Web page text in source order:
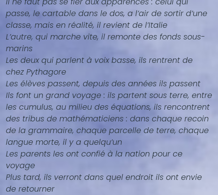
...)
passe, le cartable dans le dos, a l’air de sortir d’une
classe, mais en réalité, il revient de l’Italie
L’autre, qui marche vite, il remonte des fonds sous-
marins
Les deux qui parlent à voix basse, ils rentrent de
chez Pythagore
Les élèves passent, depuis des années ils passent
Ils font un grand voyage : ils partent sous terre, entre
les cumulus, au milieu des équations, ils rencontrent
des tribus de mathématiciens : dans chaque recoin
de la grammaire, chaque parcelle de terre, chaque
langue morte, il y a quelqu’un
Les parents les ont confié à la nation pour ce
voyage
Plus tard, ils verront dans quel endroit ils ont envie
de retourner